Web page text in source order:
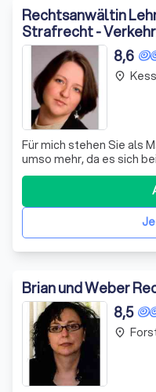
Rechtsanwältin
Strafrecht -
8,6
Für mich stehen Sie als
umso mehr, da es sich
Streitigkeiten um sehr
handelt, die eine
Anwalt und Mandant
place
Brian und Weber
8,5
place